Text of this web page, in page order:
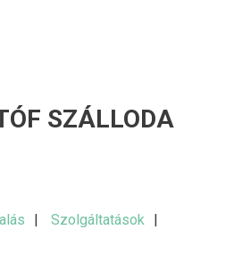
SZÁLLODA
Szolgáltatások